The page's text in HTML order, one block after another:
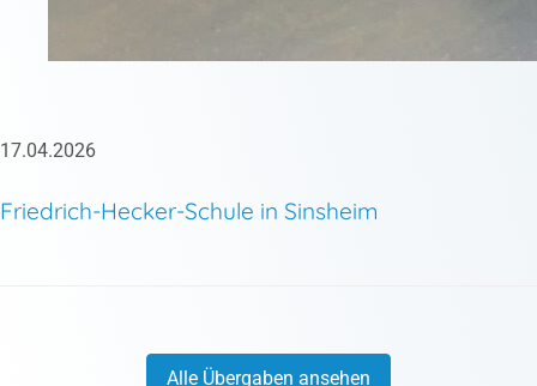
17.04.2026
Friedrich-Hecker-Schule in Sinsheim
Alle Übergaben ansehen